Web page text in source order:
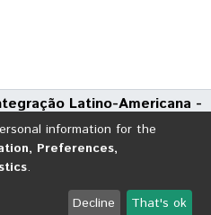
Latino-Americana -
1000 - Polo Universitário
do Iguaçu - Paraná
© 2002-2026 LYRASIS
information for the
Preferences,
.
Decline That's ok